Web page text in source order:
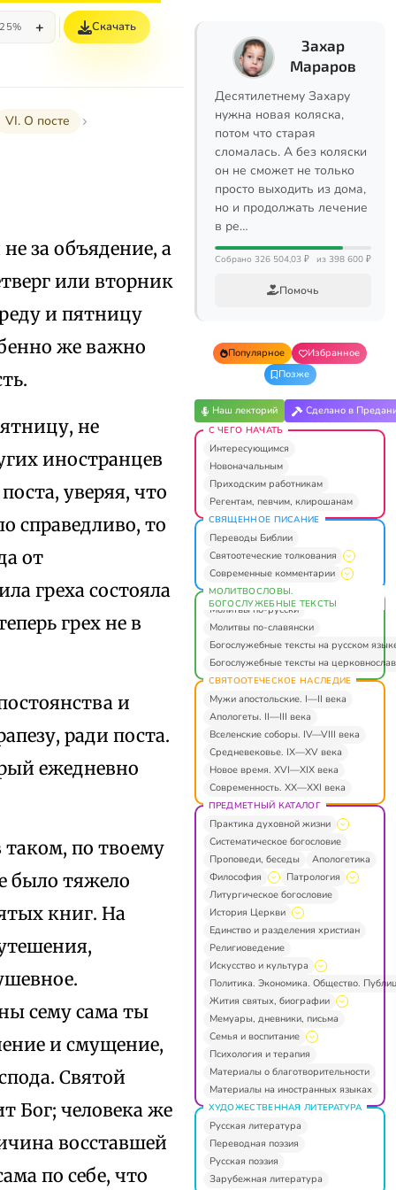
+ Скачать
VI. О посте
за объядение, а
или вторник
и пятницу
же важно
не
иностранцев
уверяя, что
справедливо, то
от
греха состояла
грех не в
и
ради поста.
ежедневно
по твоему
было тяжело
книг. На
сему сама ты
и смущение,
Святой
Бог; человека же
восставшей
по себе, что
Захар
Мараров
Десятилетнему Захару
нужна новая коляска,
потом что старая
сломалась. А без коляски
он не сможет не только
просто выходить из дома,
но и продолжать лечение
в ре…
Собрано 326 504,03 ₽ из 398 600 ₽
Помочь
Популярное
Избранное
Позже
Наш лекторий Сделано в
С ЧЕГО НАЧАТЬ
Интересующимся
Новоначальным
Приходским работникам
Регентам, певчим, клирошанам
СВЯЩЕННОЕ ПИСАНИЕ
Переводы Библии
Святоотеческие толкования
Современные комментарии
МОЛИТВОСЛОВЫ.
БОГОСЛУЖЕБНЫЕ ТЕКСТЫ
Молитвы по-русски
Молитвы по-славянски
Богослужебные тексты на русском
Богослужебные тексты на
СВЯТООТЕЧЕСКОЕ НАСЛЕДИЕ
Мужи апостольские. I—II века
Апологеты. II—III века
Вселенские соборы. IV—VIII века
Средневековье. IX—XV века
Новое время. XVI—XIX века
Современность. XX—XXI века
ПРЕДМЕТНЫЙ КАТАЛОГ
Практика духовной жизни
Систематическое богословие
Проповеди, беседы
Апологетика
Философия
Патрология
Литургическое богословие
История Церкви
Единство и разделения христиан
Религиоведение
Искусство и культура
Политика. Экономика. Общество.
Жития святых, биографии
Мемуары, дневники, письма
Семья и воспитание
Психология и терапия
Материалы о благотворительности
Материалы на иностранных языках
ХУДОЖЕСТВЕННАЯ ЛИТЕРАТУРА
Русская литература
Переводная поэзия
Русская поэзия
Зарубежная литература